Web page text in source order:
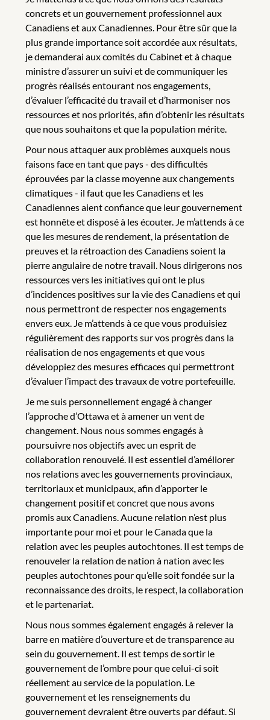
concrets et un gouvernement professionnel aux
Canadiens et aux Canadiennes. Pour être sûr que la
plus grande importance soit accordée aux résultats,
je demanderai aux comités du Cabinet et à chaque
ministre d’assurer un suivi et de communiquer les
progrès réalisés entourant nos engagements,
d’évaluer l’efficacité du travail et d’harmoniser nos
ressources et nos priorités, afin d’obtenir les résultats
que nous souhaitons et que la population mérite.
Pour nous attaquer aux problèmes auxquels nous
faisons face en tant que pays - des difficultés
éprouvées par la classe moyenne aux changements
climatiques - il faut que les Canadiens et les
Canadiennes aient confiance que leur gouvernement
est honnête et disposé à les écouter. Je m’attends à ce
que les mesures de rendement, la présentation de
preuves et la rétroaction des Canadiens soient la
pierre angulaire de notre travail. Nous dirigerons nos
ressources vers les initiatives qui ont le plus
d’incidences positives sur la vie des Canadiens et qui
nous permettront de respecter nos engagements
envers eux. Je m’attends à ce que vous produisiez
régulièrement des rapports sur vos progrès dans la
réalisation de nos engagements et que vous
développiez des mesures efficaces qui permettront
d’évaluer l’impact des travaux de votre portefeuille.
Je me suis personnellement engagé à changer
l’approche d’Ottawa et à amener un vent de
changement. Nous nous sommes engagés à
poursuivre nos objectifs avec un esprit de
collaboration renouvelé. Il est essentiel d’améliorer
nos relations avec les gouvernements provinciaux,
territoriaux et municipaux, afin d’apporter le
changement positif et concret que nous avons
promis aux Canadiens. Aucune relation n’est plus
importante pour moi et pour le Canada que la
relation avec les peuples autochtones. Il est temps de
renouveler la relation de nation à nation avec les
peuples autochtones pour qu’elle soit fondée sur la
reconnaissance des droits, le respect, la collaboration
et le partenariat.
Nous nous sommes également engagés à relever la
barre en matière d’ouverture et de transparence au
sein du gouvernement. Il est temps de sortir le
gouvernement de l’ombre pour que celui-ci soit
réellement au service de la population. Le
gouvernement et les renseignements du
gouvernement devraient être ouverts par défaut. Si